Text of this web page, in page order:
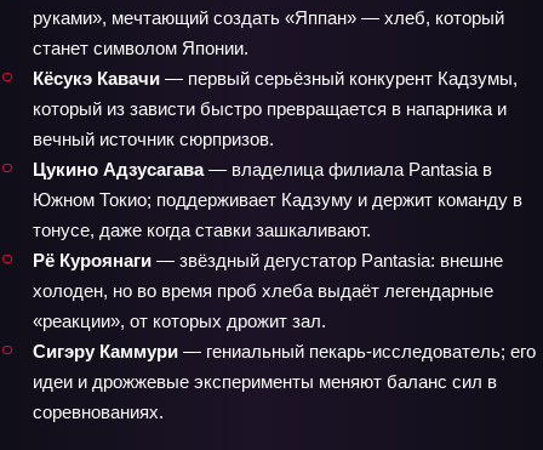
руками», мечтающий создать «Яппан» — хлеб, который
станет символом Японии.
Кёсукэ Кавачи — первый серьёзный конкурент Кадзумы,
который из зависти быстро превращается в напарника и
вечный источник сюрпризов.
Цукино Адзусагава— владелица филиала Pantasia в
Южном Токио; поддерживает Кадзуму и держит команду в
тонусе, даже когда ставки зашкаливают.
Рё Куроянаги — звёздный дегустатор Pantasia: внешне
холоден, но во время проб хлеба выдаёт легендарные
«реакции», от которых дрожит зал.
Сигэру Каммури — гениальный пекарь‑исследователь; его
идеи и дрожжевые эксперименты меняют баланс сил в
соревнованиях.